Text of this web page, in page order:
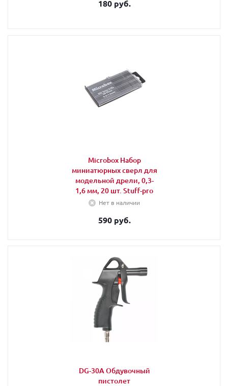
180 руб.
Microbox Набор
миниатюрных сверл для
модельной дрели, 0,3-
1,6 мм, 20 шт. Stuff-pro
Нет в наличии
590 руб.
DG-30A Обдувочный
пистолет